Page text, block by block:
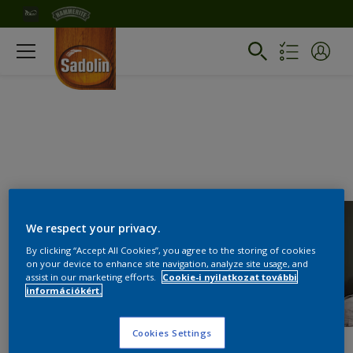
We respect your privacy.
By clicking “Accept All Cookies”, you agree to the storing of cookies
on your device to enhance site navigation, analyze site usage, and
assist in our marketing efforts.
Cookie-i nyilatkozat további
információkért.
Cookies Settings